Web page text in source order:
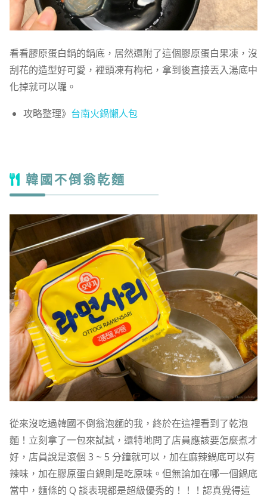
看看膠原蛋白鍋的鍋底，居然還附了這個膠原蛋白果凍，沒
刮花的造型好可愛，裡頭凍有枸杞，拿到後直接丟入湯底中
化掉就可以囉。
攻略整理》 台南火鍋懶人包
韓國不倒翁乾麵
從來沒吃過韓國不倒翁泡麵的我，終於在這裡看到了乾泡
麵！立刻拿了一包來試試，還特地問了店員應該要怎麼煮才
好，店員說是滾個 3 ~ 5 分鐘就可以，加在麻辣鍋底可以有
辣味，加在膠原蛋白鍋則是吃原味。但無論加在哪一個鍋底
當中，麵條的 Q 談表現都是超級優秀的！！！認真覺得這